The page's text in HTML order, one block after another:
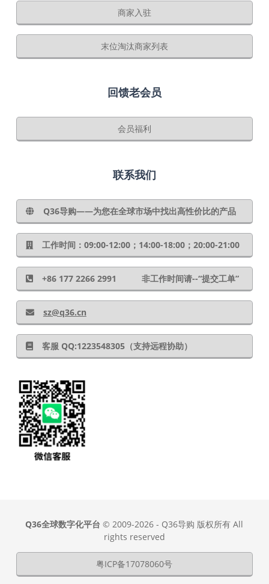
商家入驻
末位淘汰商家列表
回馈老会员
会员福利
联系我们
Q36导购——为您在全球市场中找出高性价比的产品
工作时间：09:00-12:00；14:00-18:00；20:00-21:00
+86 177 2266 2991 非工作时间请--“提交工单”
sz@q36.cn
客服 QQ:1223548305（支持远程协助）
Q36全球数字化平台 © 2009-2026 - Q36导购 版权所有 All
rights reserved
粤ICP备17078060号